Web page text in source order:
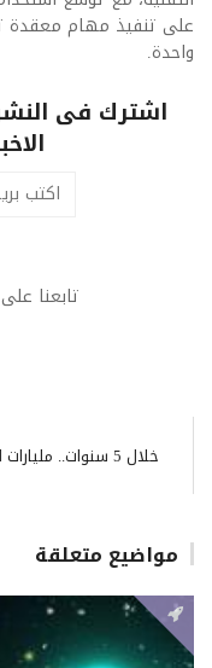
على تنفيذ مهام معقدة
واحدة.
اشترك فى
تابعنا
خلال 5 سنوات..
مواضيع متعلقة